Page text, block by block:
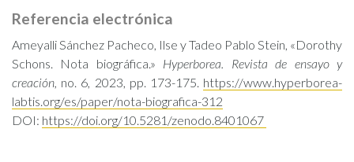
Referencia electrónica
Ameyalli Sánchez Pacheco, Ilse y Tadeo Pablo Stein, «Dorothy
Schons. Nota biográfica.» Hyperborea. Revista de ensayo y
creación, no. 6, 2023, pp. 173-175. https://www.hyperborea-
labtis.org/es/paper/nota-biografica-312
DOI: https://doi.org/10.5281/zenodo.8401067